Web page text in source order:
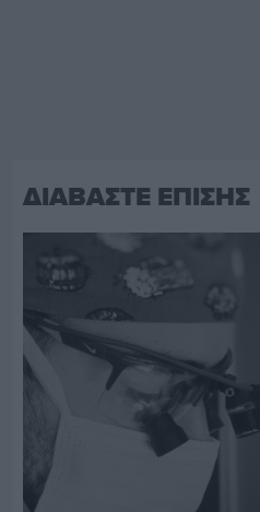
ΔΙΑΒΑΣΤΕ ΕΠΙΣΗΣ